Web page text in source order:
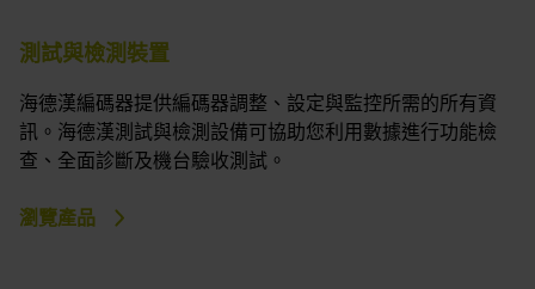
測試與檢測裝置
海德漢編碼器提供編碼器調整、設定與監控所需的所有資
訊。海德漢測試與檢測設備可協助您利用數據進行功能檢
查、全面診斷及機台驗收測試。
瀏覽產品